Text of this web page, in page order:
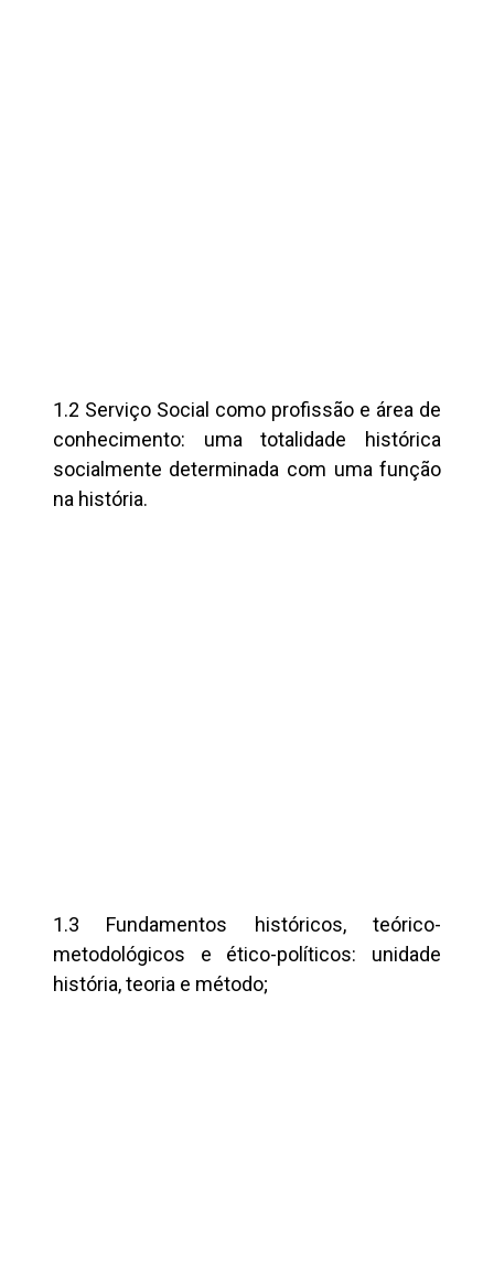
1.2 Serviço Social como profissão e área de
conhecimento: uma totalidade histórica
socialmente determinada com uma função
na história.
1.3 Fundamentos históricos, teórico-
metodológicos e ético-políticos: unidade
história, teoria e método;